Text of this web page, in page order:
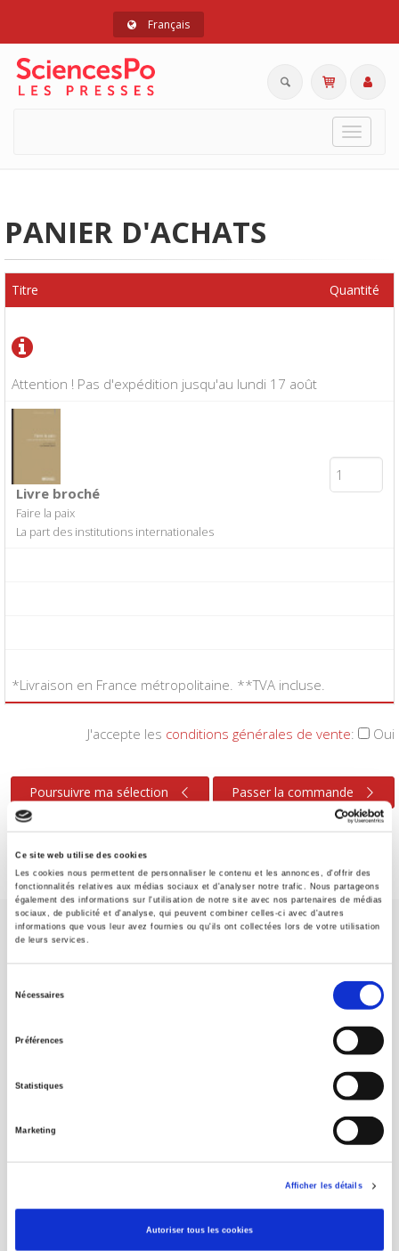
Ce site web utilise des cookies
Les cookies nous permettent de personnaliser le contenu et les annonces, d'offrir des
fonctionnalités relatives aux médias sociaux et d'analyser notre trafic. Nous partageons
également des informations sur l'utilisation de notre site avec nos partenaires de médias
sociaux, de publicité et d'analyse, qui peuvent combiner celles-ci avec d'autres
informations que vous leur avez fournies ou qu'ils ont collectées lors de votre utilisation
de leurs services.
Nécessaires
Préférences
Statistiques
Marketing
Afficher les détails
Autoriser tous les cookies
Français
Toggle
PANIER D'ACHATS
Attention ! Pas d'expédition jusqu'au lundi 17 août
Titre Quantité
Livre broché
Faire la paix
La part des institutions internationales
*Livraison en France métropolitaine. **TVA incluse.
J'accepte les conditions générales de vente: Oui
Poursuivre ma sélection Passer la commande
Maison d'édition dédiée aux sciences humaines et sociales, les
Presses de Sciences Po participent depuis leur création en 1976
à la transmission des savoirs et des idées
FOREIGN RIGHTS
POUR LES LIBRAIRES
MON COMPTE